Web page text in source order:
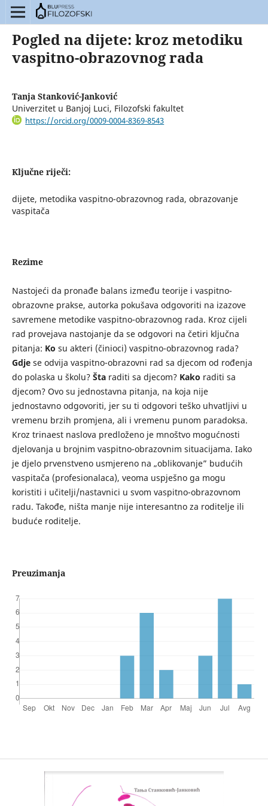
Pogled na dijete: kroz metodiku
vaspitno-obrazovnog rada
Tanja Stanković-Janković
Univerzitet u Banjoj Luci, Filozofski fakultet
https://orcid.org/0009-0004-8369-8543
Ključne riječi:
dijete, metodika vaspitno-obrazovnog rada, obrazovanje
vaspitača
Rezime
Nastojeći da pronađe balans između teorije i vaspitno-
obrazovne prakse, autorka pokušava odgovoriti na izazove
savremene metodike vaspitno-obrazovnog rada. Kroz cijeli
rad provejava nastojanje da se odgovori na četiri ključna
pitanja: Ko su akteri (činioci) vaspitno-obrazovnog rada?
Gdje se odvija vaspitno-obrazovni rad sa djecom od rođenja
do polaska u školu? Šta raditi sa djecom? Kako raditi sa
djecom? Ovo su jednostavna pitanja, na koja nije
jednostavno odgovoriti, jer su ti odgovori teško uhvatljivi u
vremenu brzih promjena, ali i vremenu punom paradoksa.
Kroz trinaest naslova predloženo je mnoštvo mogućnosti
djelovanja u brojnim vaspitno-obrazovnim situacijama. Iako
je djelo prvenstveno usmjereno na „oblikovanje” budućih
vaspitača (profesionalaca), veoma uspješno ga mogu
koristiti i učitelji/nastavnici u svom vaspitno-obrazovnom
radu. Takođe, ništa manje nije interesantno za roditelje ili
buduće roditelje.
Preuzimanja